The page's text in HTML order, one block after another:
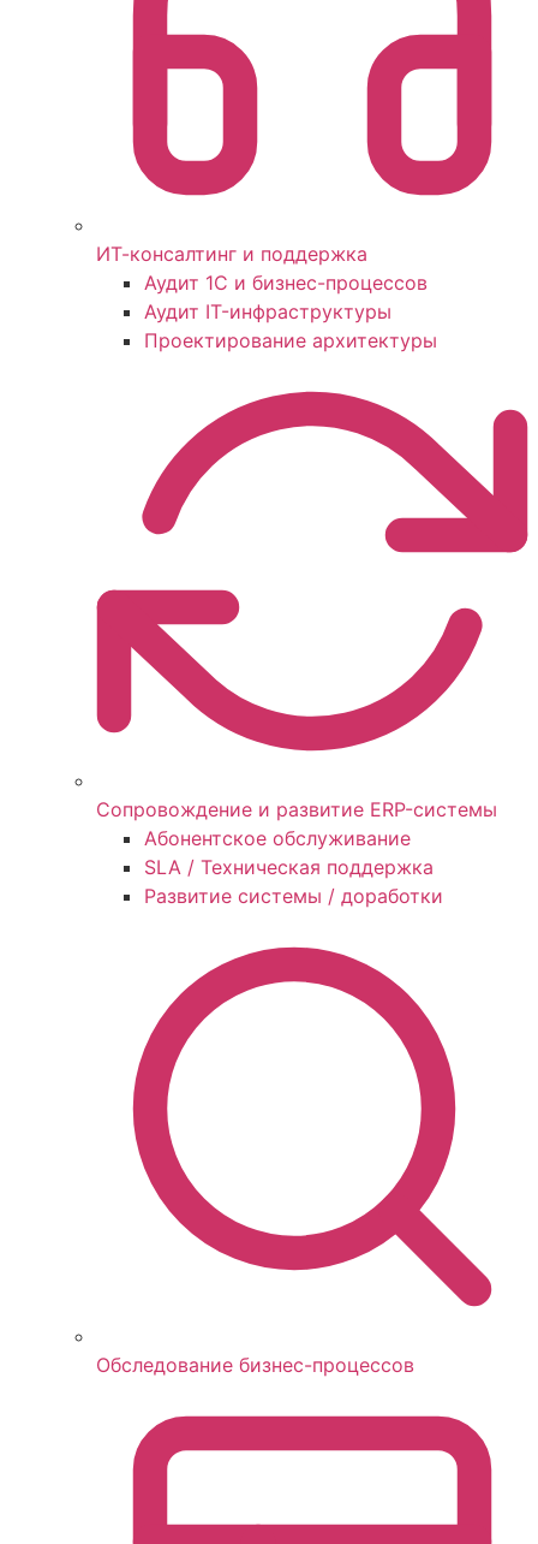
ИТ-консалтинг и поддержка
Аудит 1С и бизнес-процессов
Аудит IT-инфраструктуры
Проектирование архитектуры
Сопровождение и развитие ERP-системы
Абонентское обслуживание
SLA / Техническая поддержка
Развитие системы / доработки
Обследование бизнес-процессов